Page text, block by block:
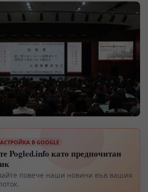
В GOOGLE
Pogled.info като предпочитан
повече наши новини във вашия